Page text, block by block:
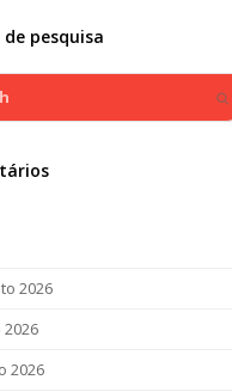
de pesquisa
2026
2026